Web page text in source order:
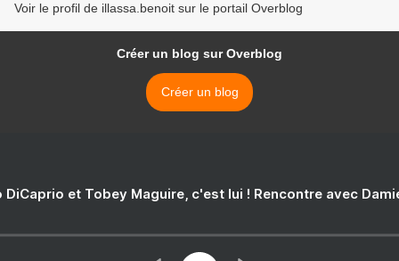
Voir le profil de illassa.benoit sur le portail Overblog
Créer un blog sur Overblog
Créer un blog
DiCaprio et Tobey Maguire, c'est lui ! Rencontre avec